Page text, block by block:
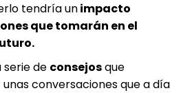
tendría unimpacto
que tomarán en el
de consejosque
conversaciones que a día